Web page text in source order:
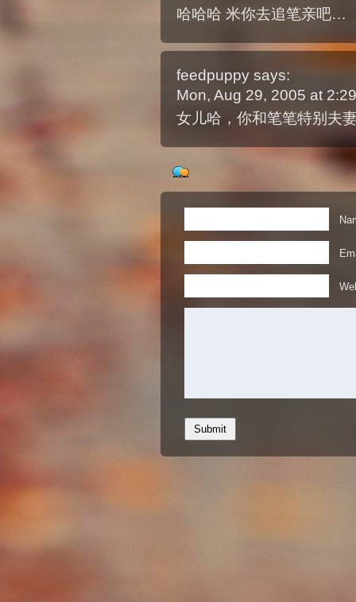
哈哈哈 米你去追笔亲吧…
feedpuppy says:
Mon, Aug 29, 2005 at
女儿哈，你和笔笔特别夫